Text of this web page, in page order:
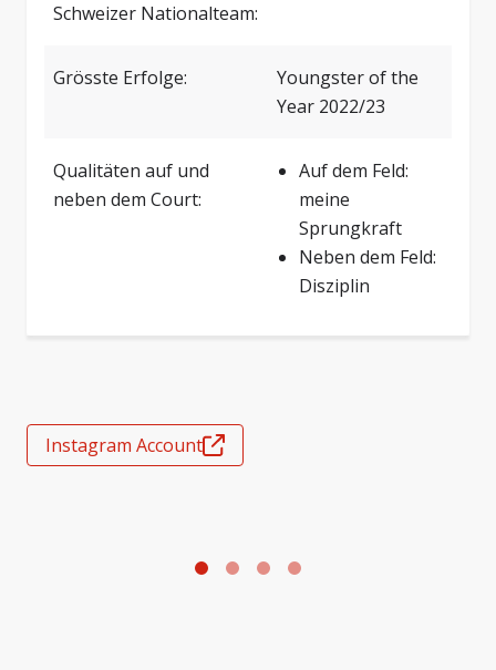
Schweizer Nationalteam:
Grösste Erfolge:
Youngster of the
Year 2022/23
Qualitäten auf und
neben dem Court:
Auf dem Feld:
meine
Sprungkraft
Neben dem Feld:
Disziplin
Instagram Account